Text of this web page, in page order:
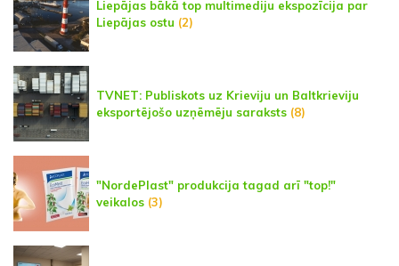
Liepājas bākā top multimediju ekspozīcija par
Liepājas ostu (2)
TVNET: Publiskots uz Krieviju un Baltkrieviju
eksportējošo uzņēmēju saraksts (8)
"NordePlast" produkcija tagad arī "top!"
veikalos (3)